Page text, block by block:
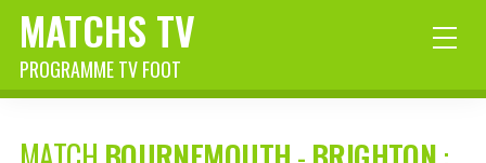
MATCHS TV
PROGRAMME TV FOOT